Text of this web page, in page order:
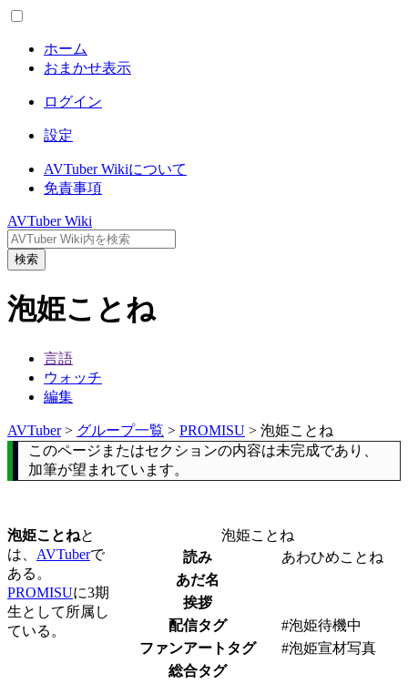
ホーム
おまかせ表示
ログイン
設定
AVTuber Wikiについて
免責事項
AVTuber Wiki
検索
泡姫ことね
言語
ウォッチ
編集
AVTuber> グループ一覧 > PROMISU > 泡姫ことね
このページまたはセクションの内容は未完成であり、
加筆が望まれています。
泡姫ことね
読み
あわひめことね
あだ名
挨拶
配信タグ
#泡姫待機中
ファンアートタグ
#泡姫宣材写真
総合タグ
泡姫ことねと
は、 AVTuberで
ある。
PROMISUに3期
生として所属し
ている。